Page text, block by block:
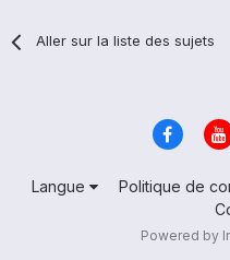
Aller sur la liste des sujets
Langue Politique de
Powered by